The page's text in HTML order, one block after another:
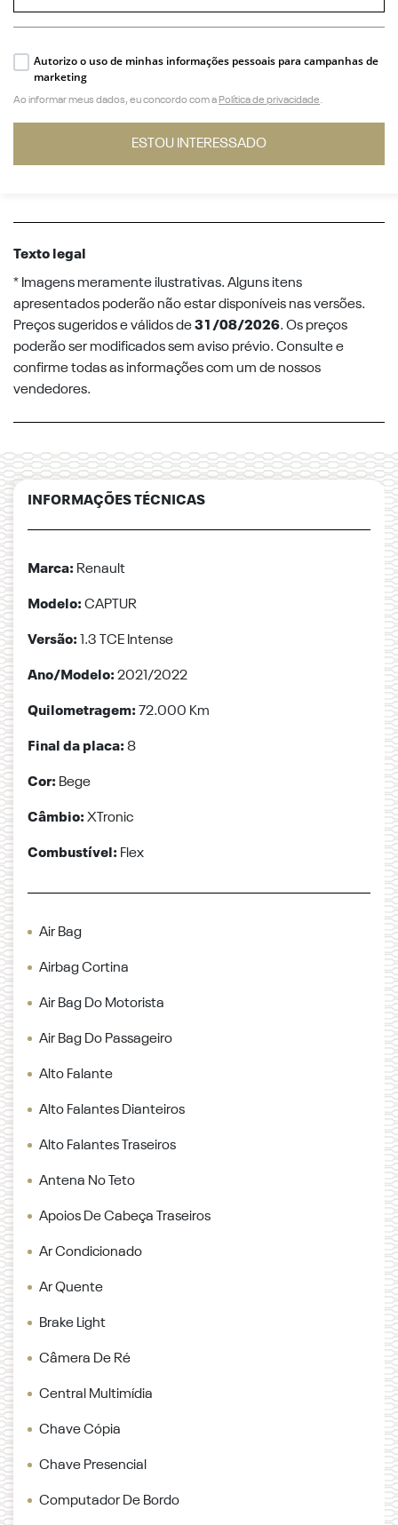
Autorizo o uso de minhas informações pessoais para campanhas de
marketing
Ao informar meus dados, eu concordo com a Política de privacidade.
ESTOU INTERESSADO
Texto legal
* Imagens meramente ilustrativas. Alguns itens
apresentados poderão não estar disponíveis nas versões.
Preços sugeridos e válidos de31/08/2026. Os preços
poderão ser modificados sem aviso prévio. Consulte e
confirme todas as informações com um de nossos
vendedores.
INFORMAÇÕES TÉCNICAS
Marca: Renault
Modelo:CAPTUR
Versão: 1.3 TCE Intense
Ano/Modelo:2021/2022
Quilometragem: 72.000 Km
Final da placa:8
Cor: Bege
Câmbio:XTronic
Combustível: Flex
Air Bag
Airbag Cortina
Air Bag Do Motorista
Air Bag Do Passageiro
Alto Falante
Alto Falantes Dianteiros
Alto Falantes Traseiros
Antena No Teto
Apoios De Cabeça Traseiros
Ar Condicionado
Ar Quente
Brake Light
Câmera De Ré
Central Multimídia
Chave Cópia
Chave Presencial
Computador De Bordo